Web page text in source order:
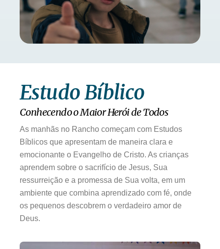
Estudo Bíblico
Conhecendo o Maior Herói de Todos
As manhãs no Rancho começam com Estudos
Bíblicos que apresentam de maneira clara e
emocionante o Evangelho de Cristo. As crianças
aprendem sobre o sacrifício de Jesus, Sua
ressurreição e a promessa de Sua volta, em um
ambiente que combina aprendizado com fé, onde
os pequenos descobrem o verdadeiro amor de
Deus.